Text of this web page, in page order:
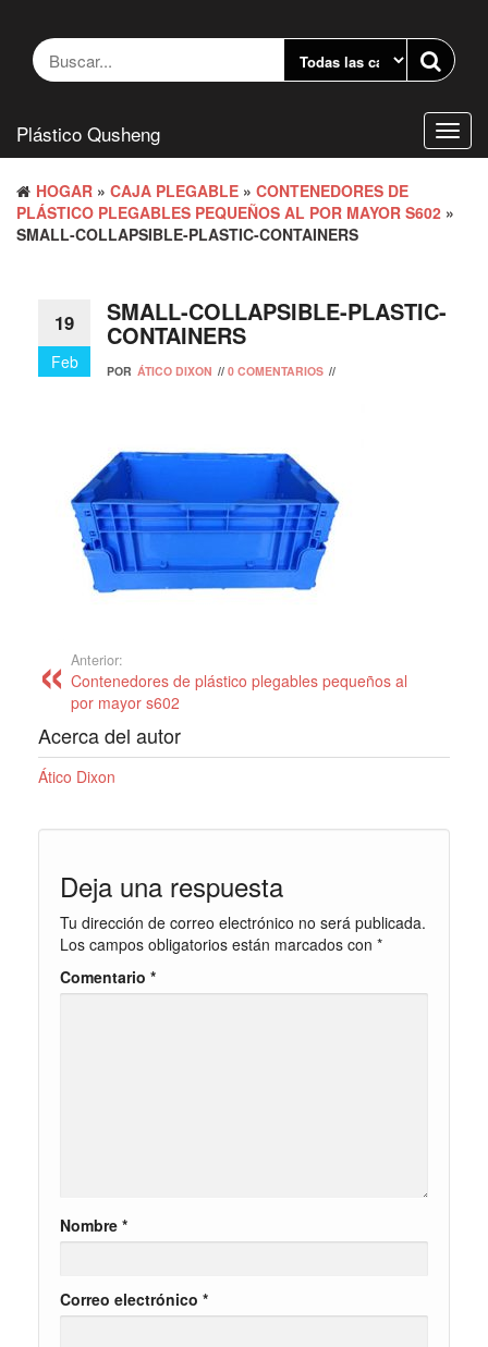
contenido
Plástico Qusheng
HOGAR » CAJA PLEGABLE » CONTENEDORES DE
PLÁSTICO PLEGABLES PEQUEÑOS AL POR MAYOR S602 »
SMALL-COLLAPSIBLE-PLASTIC-CONTAINERS
19
Feb
SMALL-COLLAPSIBLE-PLASTIC-
CONTAINERS
POR ÁTICO DIXON // 0 COMENTARIOS //
Anterior:
Contenedores de plástico plegables pequeños al
por mayor s602
Acerca del autor
Ático Dixon
Deja una respuesta
Tu dirección de correo electrónico no será publicada.
Los campos obligatorios están marcados con *
Comentario *
Nombre *
Correo electrónico *